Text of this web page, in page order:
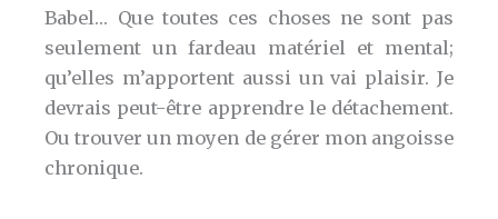
Babel… Que toutes ces choses ne sont pas
seulement un fardeau matériel et mental;
qu’elles m’apportent aussi un vai plaisir. Je
devrais peut-être apprendre le détachement.
Ou trouver un moyen de gérer mon angoisse
chronique.